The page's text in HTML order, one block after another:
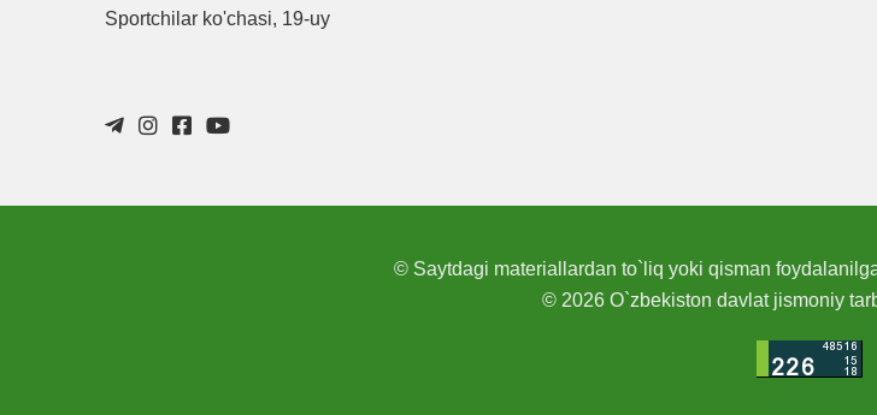
Sportchilar ko'chasi, 19-uy
© Saytdagi materiallardan to`liq yoki qisman
© 2026 O`zbekiston davlat jismoniy